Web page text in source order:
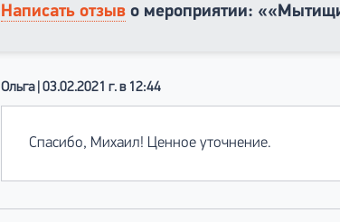
Написать отзыв о мероприятии:
Ольга | 03.02.2021 г. в 12:44
Спасибо, Михаил! Ценное уточнение.